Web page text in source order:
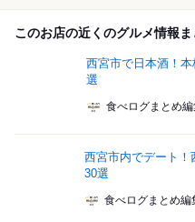
このお店の近くのグルメ情報
西宮市で日本酒！
選
食べログまとめ
西宮市内でデート
30選
食べログまとめ編